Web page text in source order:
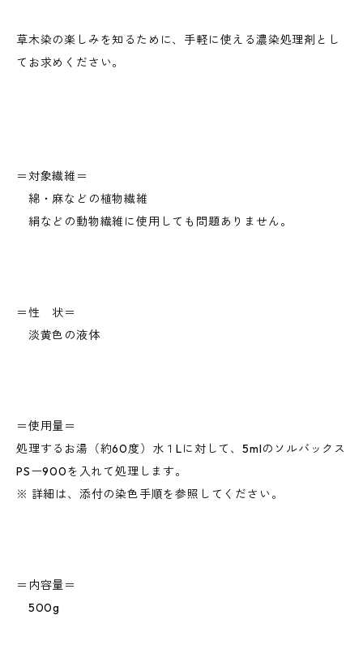
草木染の楽しみを知るために、手軽に使える濃染処理剤とし
てお求めください。
＝対象繊維＝
綿・麻などの植物繊維
絹などの動物繊維に使用しても問題ありません。
＝性 状＝
淡黄色の液体
＝使用量＝
処理するお湯（約60度）水１Lに対して、5mlのソルバックス
PSー900を入れて処理します。
※ 詳細は、添付の染色手順を参照してください。
＝内容量＝
500g